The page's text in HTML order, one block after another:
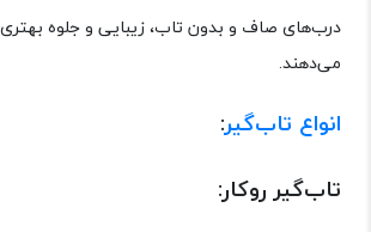
درب‌های صاف و بدون تاب، زیبایی و جلوه
می‌دهند.
انواع تاب‌گیر:
تاب‌گیر روکار: